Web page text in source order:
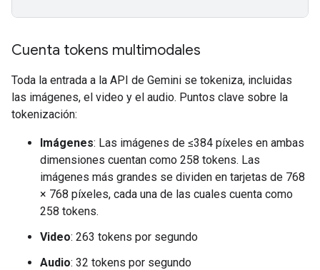
Cuenta tokens multimodales
Toda la entrada a la API de Gemini se tokeniza, incluidas
las imágenes, el video y el audio. Puntos clave sobre la
tokenización:
Imágenes: Las imágenes de ≤384 píxeles en ambas
dimensiones cuentan como 258 tokens. Las
imágenes más grandes se dividen en tarjetas de 768
× 768 píxeles, cada una de las cuales cuenta como
258 tokens.
Video: 263 tokens por segundo
Audio: 32 tokens por segundo